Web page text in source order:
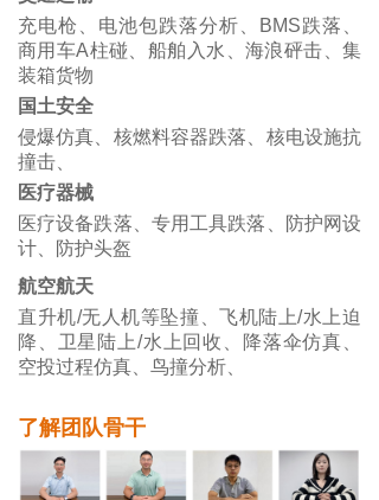
充电枪、电池包跌落分析、BMS跌落、
商用车A柱碰、船舶入水、海浪砰击、集
装箱货物
国土安全
侵爆仿真、核燃料容器跌落、核电设施抗
撞击、
医疗器械
医疗设备跌落、专用工具跌落、防护网设
计、防护头盔
航空航天
直升机/无人机等坠撞、飞机陆上/水上迫
降、卫星陆上/水上回收、降落伞仿真、
空投过程仿真、鸟撞分析、
了解团队骨干